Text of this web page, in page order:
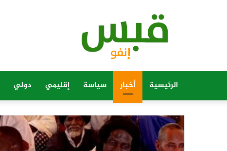
الرئيسية أخبار سياسة إقليمي دولي